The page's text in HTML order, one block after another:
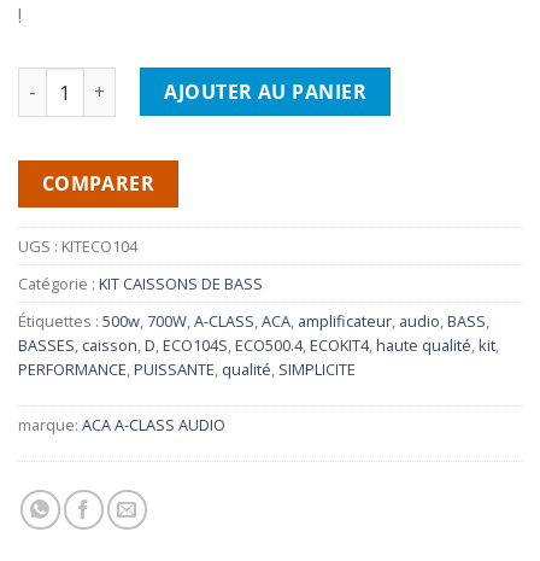
!
quantité de A-CLASS AUDIO KIT DE BASS
AJOUTER AU PANIER
COMPARER
UGS : KITECO104
Catégorie : KIT CAISSONS DE BASS
Étiquettes : 500w, 700W,A-CLASS,ACA, amplificateur, audio,BASS,
BASSES, caisson,D,ECO104S,ECO500.4,ECOKIT4,haute qualité,kit,
PERFORMANCE,PUISSANTE, qualité, SIMPLICITE
marque: ACA A-CLASS AUDIO